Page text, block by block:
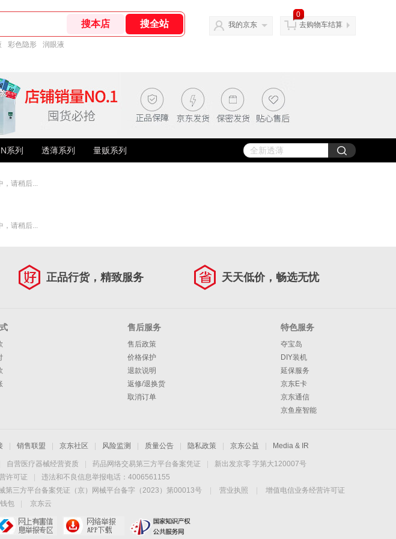
彩色隐形 润眼液
我的京东
0
去购物车结算
系列 透薄系列 量贩系列
，请稍后...
，请稍后...
正品行货，精致服务 天天低价，畅选无忧
售后服务
售后政策
价格保护
退款说明
返修/退换货
取消订单
特色服务
夺宝岛
DIY装机
延保服务
京东E卡
京东通信
京鱼座智能
销售联盟 京东社区 风险监测 质量公告 隐私政策 京东公益 Media & IR
自营医疗器械经营资质 药品网络交易第三方平台备案凭证
新出发京零 字第大120007号
许可证
违法和不良信息举报电话：4006561155
第三方平台备案凭证（京）网械平台备字（2023）第00013号 营业执照
增值电信业务经营许可证
包 京东云